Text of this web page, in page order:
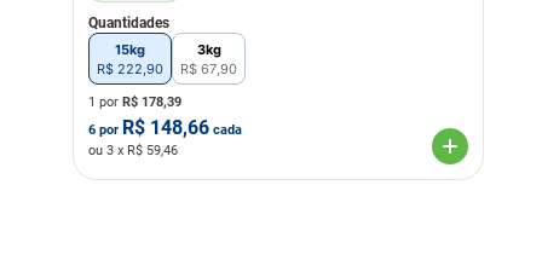
Quantidades
15kg
R$ 222,90
3kg
R$ 67,90
1 por R$ 178,39
6 por R$ 148,66 cada
ou 3 x R$ 59,46